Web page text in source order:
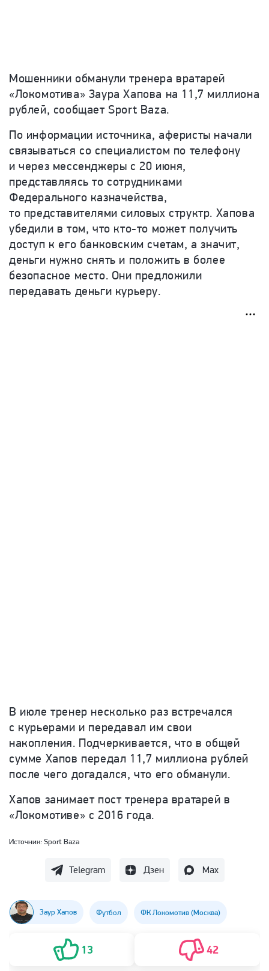
Мошенники обманули тренера вратарей
«Локомотива» Заура Хапова на 11,7 миллиона
рублей, сообщает Sport Baza.
По информации источника, аферисты начали
связываться со специалистом по телефону
и через мессенджеры с 20 июня,
представляясь то сотрудниками
Федерального казначейства,
то представителями силовых структр. Хапова
убедили в том, что кто-то может получить
доступ к его банковским счетам, а значит,
деньги нужно снять и положить в более
безопасное место. Они предложили
передавать деньги курьеру.
В июле тренер несколько раз встречался
с курьерами и передавал им свои
накопления. Подчеркивается, что в общей
сумме Хапов передал 11,7 миллиона рублей
после чего догадался, что его обманули.
Хапов занимает пост тренера вратарей в
«Локомотиве» с 2016 года.
Источник: Sport Baza
Telegram Дзен Max
Заур Хапов Футбол ФК Локомотив (Москва)
13 42